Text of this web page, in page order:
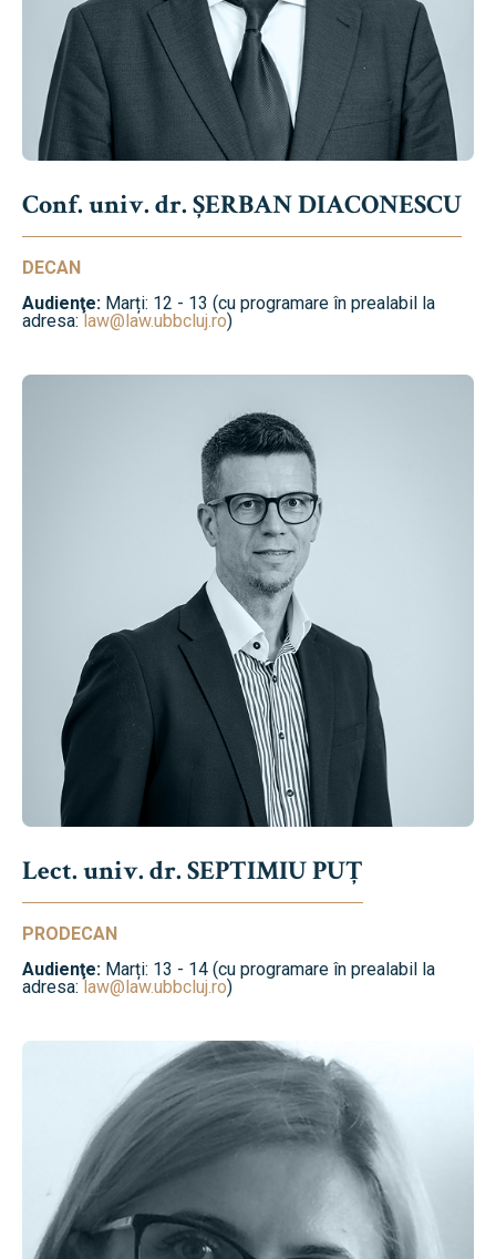
Conf. univ. dr. ȘERBAN DIACONESCU
DECAN
Audienţe: Marți: 12 - 13 (cu programare în prealabil la
adresa:law@law.ubbcluj.ro)
Lect. univ. dr. SEPTIMIU PUȚ
PRODECAN
Audienţe: Marți: 13 - 14 (cu programare în prealabil la
adresa:law@law.ubbcluj.ro)